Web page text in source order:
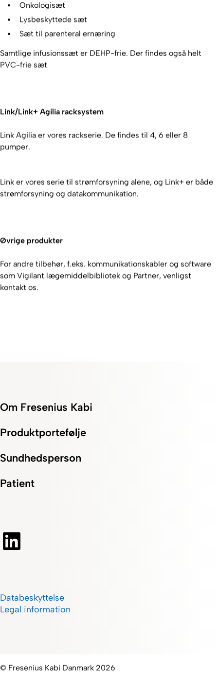
Onkologisæt
Lysbeskyttede sæt
Sæt til parenteral ernæring
Samtlige infusionssæt er DEHP-frie. Der findes også helt
PVC-frie sæt
Link/Link+ Agilia racksystem
Link Agilia er vores rackserie. De findes til 4, 6 eller 8
pumper.
Link er vores serie til strømforsyning alene, og Link+ er både
strømforsyning og datakommunikation.
Øvrige produkter
For andre tilbehør, f.eks. kommunikationskabler og software
som Vigilant lægemiddelbibliotek og Partner, venligst
kontakt os.
Om Fresenius Kabi
Produktportefølje
Sundhedsperson
Patient
Databeskyttelse
Legal information
© Fresenius Kabi Danmark 2026